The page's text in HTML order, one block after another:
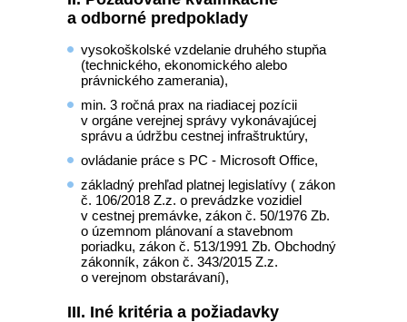
a odborné predpoklady
vysokoškolské vzdelanie druhého stupňa
(technického, ekonomického alebo
právnického zamerania),
min. 3 ročná prax na riadiacej pozícii
v orgáne verejnej správy vykonávajúcej
správu a údržbu cestnej infraštruktúry,
ovládanie práce s PC - Microsoft Office,
základný prehľad platnej legislatívy ( zákon
č. 106/2018 Z.z. o prevádzke vozidiel
v cestnej premávke, zákon č. 50/1976 Zb.
o územnom plánovaní a stavebnom
poriadku, zákon č. 513/1991 Zb. Obchodný
zákonník, zákon č. 343/2015 Z.z.
o verejnom obstarávaní),
III. Iné kritéria a požiadavky